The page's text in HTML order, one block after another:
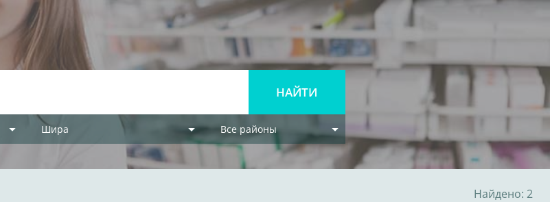
Шира Все районы
Найдено: 2